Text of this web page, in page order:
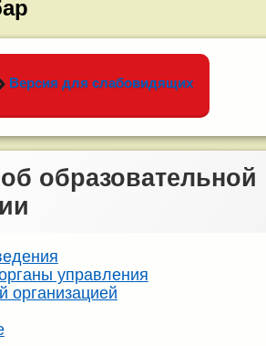
Версия для слабовидящих
образовательной
управления
организацией